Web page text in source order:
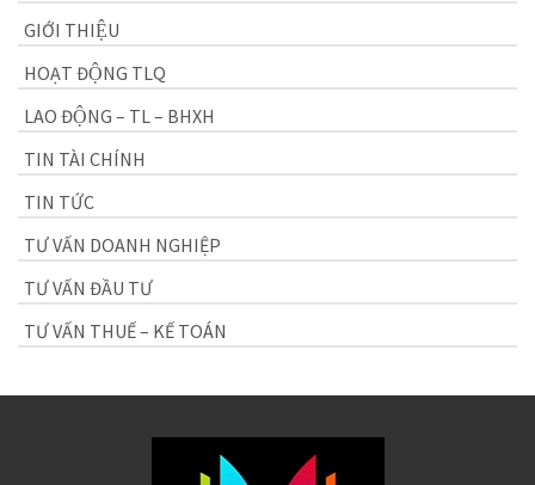
GIỚI THIỆU
HOẠT ĐỘNG TLQ
LAO ĐỘNG – TL – BHXH
TIN TÀI CHÍNH
TIN TỨC
TƯ VẤN DOANH NGHIỆP
TƯ VẤN ĐẦU TƯ
TƯ VẤN THUẾ – KẾ TOÁN